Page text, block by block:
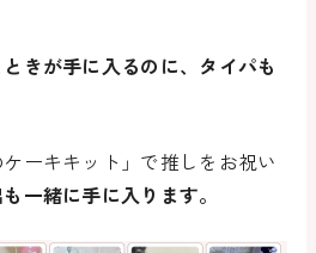
きが手に入るのに、タイパも
ーキキット」で推しをお祝い
一緒に手に入ります。